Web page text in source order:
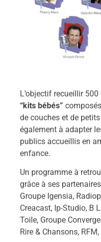
L’objectif recueillir
“kits bébés”
de couches et de
également à adapter
publics accueillis en
enfance.
Un programme à
grâce à ses
Groupe Igensia,
Creacast, Ip-Studio, B
Toile, Groupe
Rire & Chansons, RFM,